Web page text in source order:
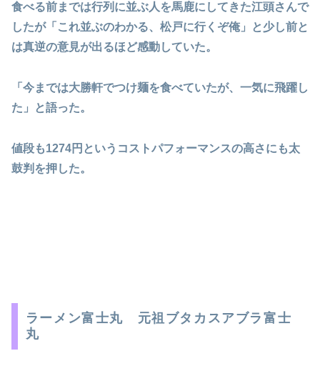
食べる前までは行列に並ぶ人を馬鹿にしてきた江頭さんで
したが「これ並ぶのわかる、松戸に行くぞ俺」と少し前と
は真逆の意見が出るほど感動していた。
「今までは大勝軒でつけ麺を食べていたが、一気に飛躍し
た」と語った。
値段も1274円というコストパフォーマンスの高さにも太
鼓判を押した。
ラーメン富士丸 元祖ブタカスアブラ富士
丸